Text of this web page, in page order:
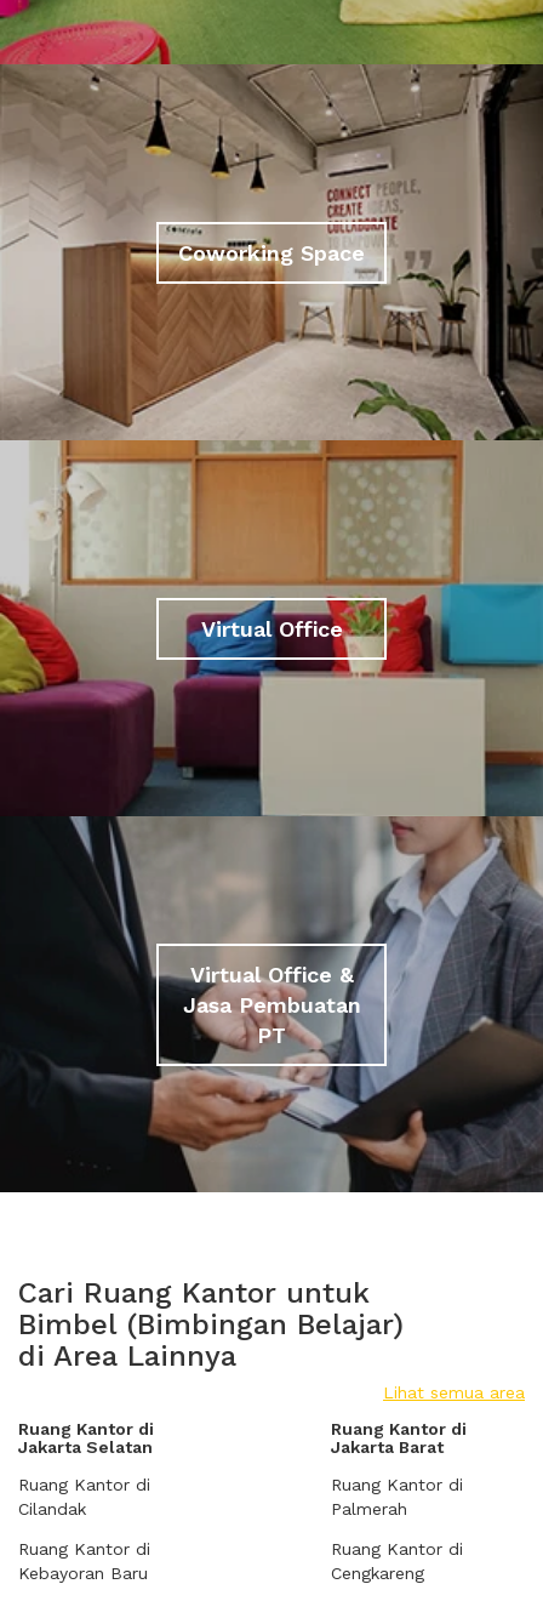
Coworking Space
Virtual Office
Virtual Office &
Jasa Pembuatan
PT
Cari Ruang Kantor untuk
Bimbel (Bimbingan Belajar)
di Area Lainnya
Lihat semua area
Ruang Kantor di
Jakarta Selatan
Ruang Kantor di
Cilandak
Ruang Kantor di
Kebayoran Baru
Ruang Kantor di
Jakarta Barat
Ruang Kantor di
Palmerah
Ruang Kantor di
Cengkareng